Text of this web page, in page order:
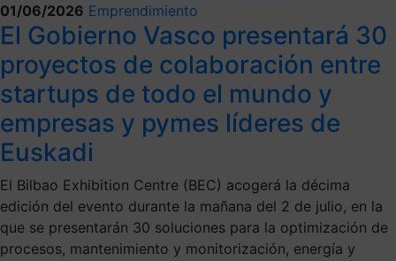
01/06/2026 Emprendimiento
El Gobierno Vasco presentará 30
proyectos de colaboración entre
startups de todo el mundo y
empresas y pymes líderes de
Euskadi
El Bilbao Exhibition Centre (BEC) acogerá la décima
edición del evento durante la mañana del 2 de julio, en la
que se presentarán 30 soluciones para la optimización de
procesos, mantenimiento y monitorización, energía y